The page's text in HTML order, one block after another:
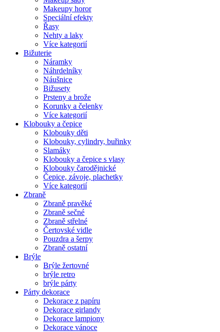
Makeupy horor
Speciální efekty
Řasy
Nehty a laky
Více kategorií
Bižuterie
Náramky
Náhrdelníky
Náušnice
Bižusety
Prsteny a brože
Korunky a čelenky
Více kategorií
Klobouky a čepice
Klobouky děti
Klobouky, cylindry, buřinky
Slamáky
Klobouky a čepice s vlasy
Klobouky čarodějnické
Čepice, závoje, plachetky
Více kategorií
Zbraně
Zbraně pravěké
Zbraně sečné
Zbraně střelné
Čertovské vidle
Pouzdra a šerpy
Zbraně ostatní
Brýle
Brýle žertovné
brýle retro
brýle párty
Párty dekorace
Dekorace z papíru
Dekorace girlandy
Dekorace lampiony
Dekorace vánoce